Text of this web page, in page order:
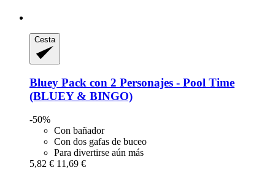
Cesta
Bluey Pack con 2 Personajes -​ Pool Time
(BLUEY & BINGO)
-50%
Con bañador
Con dos gafas de buceo
Para divertirse aún más
5,82 € 11,69 €